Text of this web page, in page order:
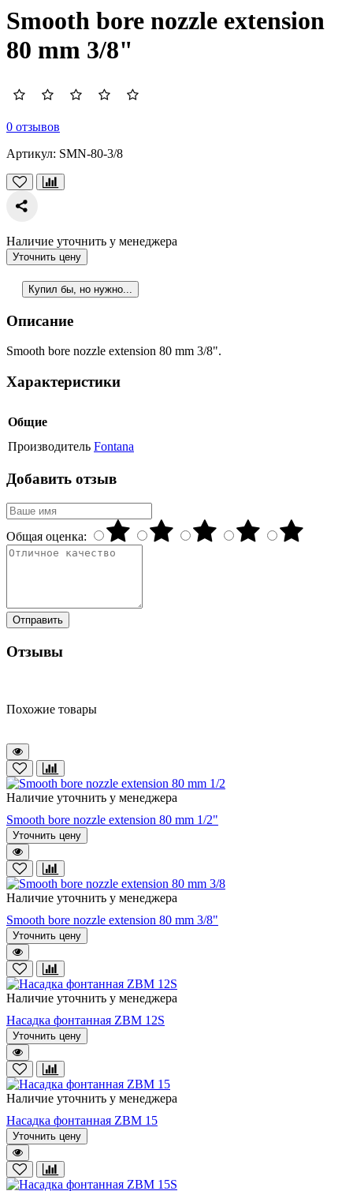
Smooth bore nozzle extension
80 mm 3/8"
0 отзывов
Артикул: SMN-80-3/8
Наличие уточнить у менеджера
Уточнить цену
Купил бы, но нужно...
Описание
Smooth bore nozzle extension 80 mm 3/8".
Характеристики
Общие
Производитель Fontana
Добавить отзыв
Общая оценка:
Отправить
Отзывы
Похожие товары
Наличие уточнить у менеджера
Smooth bore nozzle extension 80 mm 1/2"
Уточнить цену
Наличие уточнить у менеджера
Smooth bore nozzle extension 80 mm 3/8"
Уточнить цену
Наличие уточнить у менеджера
Насадка фонтанная ZBM 12S
Уточнить цену
Наличие уточнить у менеджера
Насадка фонтанная ZBM 15
Уточнить цену